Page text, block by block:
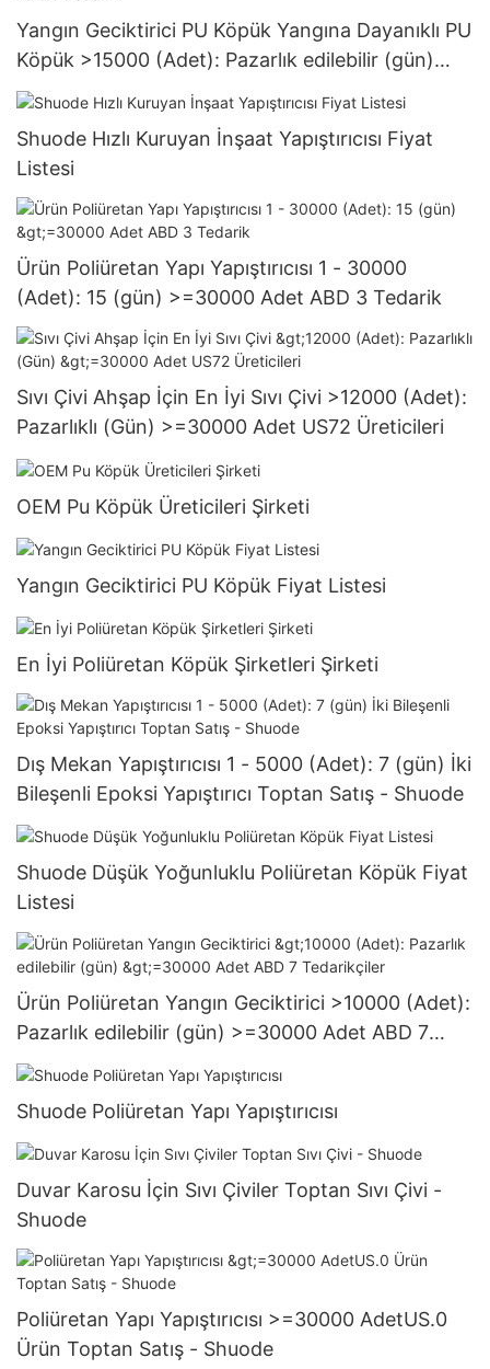
Yangın Geciktirici PU Köpük Yangına Dayanıklı PU
Köpük >15000 (Adet): Pazarlık edilebilir (gün)
6000-29999 Adet ABD.0 Tedarik
Shuode Hızlı Kuruyan İnşaat Yapıştırıcısı Fiyat
Listesi
Ürün Poliüretan Yapı Yapıştırıcısı 1 - 30000
(Adet): 15 (gün) >=30000 Adet ABD 3 Tedarik
Sıvı Çivi Ahşap İçin En İyi Sıvı Çivi >12000 (Adet):
Pazarlıklı (Gün) >=30000 Adet US72 Üreticileri
OEM Pu Köpük Üreticileri Şirketi
Yangın Geciktirici PU Köpük Fiyat Listesi
En İyi Poliüretan Köpük Şirketleri Şirketi
Dış Mekan Yapıştırıcısı 1 - 5000 (Adet): 7 (gün) İki
Bileşenli Epoksi Yapıştırıcı Toptan Satış - Shuode
Shuode Düşük Yoğunluklu Poliüretan Köpük Fiyat
Listesi
Ürün Poliüretan Yangın Geciktirici >10000 (Adet):
Pazarlık edilebilir (gün) >=30000 Adet ABD 7
Tedarikçiler
Shuode Poliüretan Yapı Yapıştırıcısı
Duvar Karosu İçin Sıvı Çiviler Toptan Sıvı Çivi -
Shuode
Poliüretan Yapı Yapıştırıcısı >=30000 AdetUS.0
Ürün Toptan Satış - Shuode